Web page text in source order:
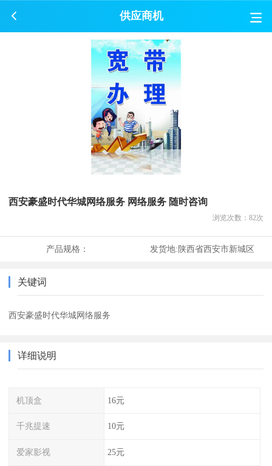
供应商机
西安豪盛时代华城网络服务 网络服务 随时咨询
浏览次数： 82次
产品规格： 发货地:陕西省西安市新城区
关键词
西安豪盛时代华城网络服务
详细说明
机顶盒 16元
千兆提速 10元
爱家影视 25元